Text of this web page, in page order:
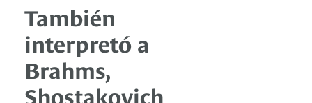
También
interpretó a
Brahms,
Shostakovich